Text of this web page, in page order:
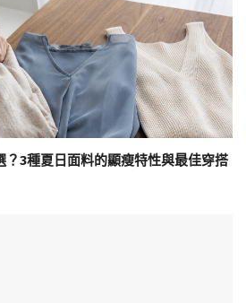
？3種夏日面料的顯瘦特性與最佳穿搭